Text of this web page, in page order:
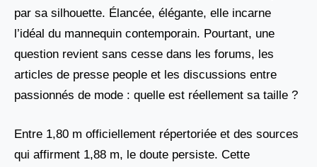
par sa silhouette. Élancée, élégante, elle incarne
l’idéal du mannequin contemporain. Pourtant, une
question revient sans cesse dans les forums, les
articles de presse people et les discussions entre
passionnés de mode : quelle est réellement sa taille ?
Entre 1,80 m officiellement répertoriée et des sources
qui affirment 1,88 m, le doute persiste. Cette